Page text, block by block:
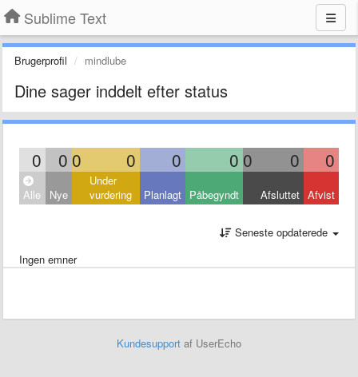
Sublime Text
Brugerprofil mindlube
Dine sager inddelt efter status
0 0 0 0 0 0 0 0 0
Alle Nye
Under
vurdering
Planlagt Påbegyndt Afsluttet Afvist
Seneste opdaterede
Ingen emner
Kundesupport af UserEcho